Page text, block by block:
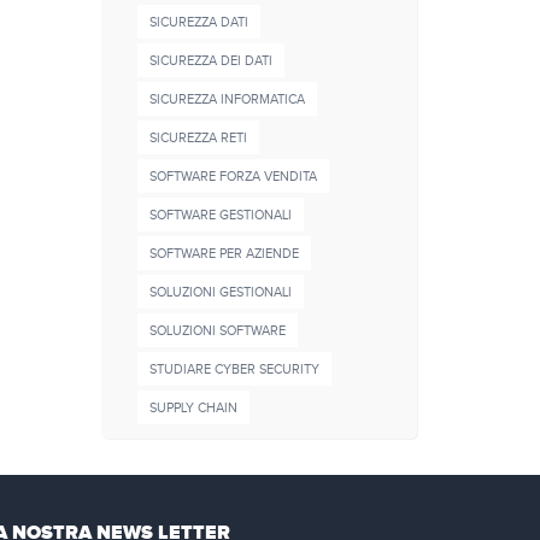
SICUREZZA DATI
SICUREZZA DEI DATI
SICUREZZA INFORMATICA
SICUREZZA RETI
SOFTWARE FORZA VENDITA
SOFTWARE GESTIONALI
SOFTWARE PER AZIENDE
SOLUZIONI GESTIONALI
SOLUZIONI SOFTWARE
STUDIARE CYBER SECURITY
SUPPLY CHAIN
NOSTRA NEWS LETTER